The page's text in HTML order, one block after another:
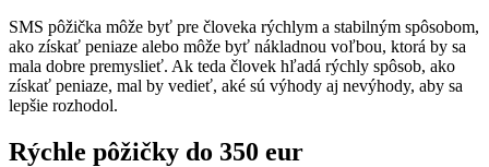
SMS pôžička môže byť pre človeka rýchlym a stabilným spôsobom,
ako získať peniaze alebo môže byť nákladnou voľbou, ktorá by sa
mala dobre premyslieť. Ak teda človek hľadá rýchly spôsob, ako
získať peniaze, mal by vedieť, aké sú výhody aj nevýhody, aby sa
lepšie rozhodol.
Rýchle pôžičky do 350 eur